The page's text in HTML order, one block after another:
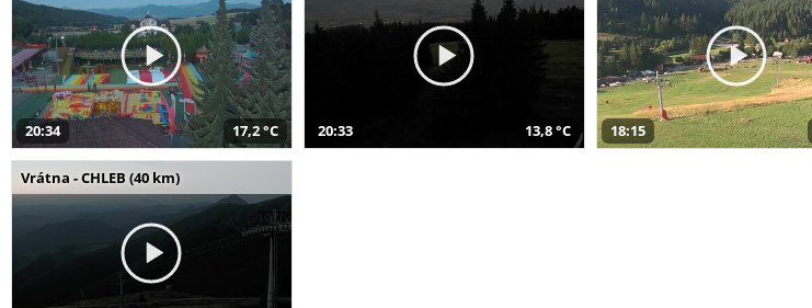
20:34 17,2 °C 20:33 13,8 °C 18:15
Vrátna - CHLEB (40 km)